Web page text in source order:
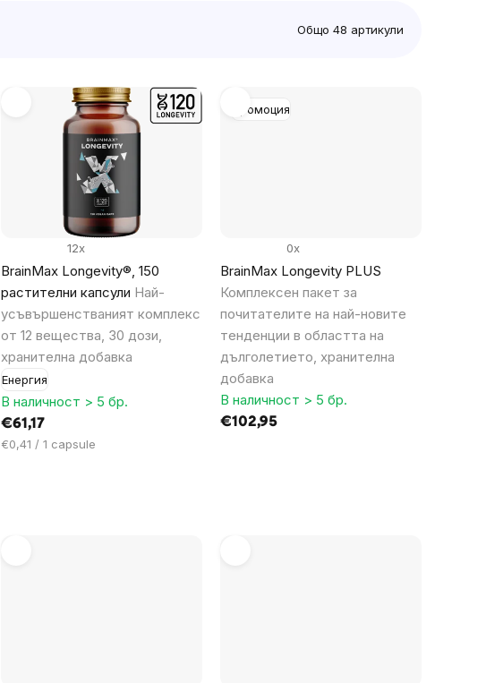
Общо 48 артикули
BrainMax Longevity®, 150
растителни капсули Най-
усъвършенстваният комплекс
от 12 вещества, 30 дози,
хранителна добавка
Енергия
12x
В наличност > 5 бр.
€61,17
Цена
€0,41 / 1 capsule
Промоция
BrainMax Longevity PLUS
Комплексен пакет за
почитателите на най-новите
тенденции в областта на
дълголетието, хранителна
добавка
0x
В наличност > 5 бр.
€102,95